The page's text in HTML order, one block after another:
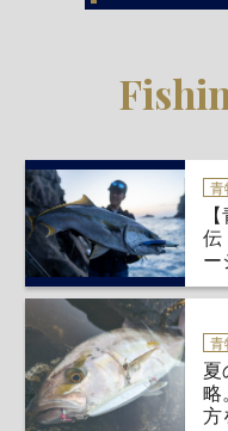
青
伝
ー
青
夏
略
方